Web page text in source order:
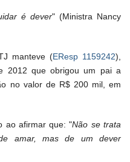
é dever" (Ministra Nancy
manteve (EResp 1159242),
2012 que obrigou um pai a
no valor de R$ 200 mil, em
ao afirmar que: "Não se trata
amar, mas de um dever